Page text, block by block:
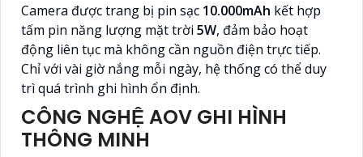
Camera được trang bị pin sạc 10.000mAh kết hợp
tấm pin năng lượng mặt trời 5W, đảm bảo hoạt
động liên tục mà không cần nguồn điện trực tiếp.
Chỉ với vài giờ nắng mỗi ngày, hệ thống có thể duy
trì quá trình ghi hình ổn định.
CÔNG NGHỆ AOV GHI HÌNH
THÔNG MINH